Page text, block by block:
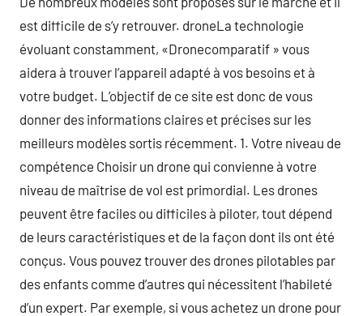
est difficile de s’y retrouver. droneLa technologie
évoluant constamment, «Dronecomparatif » vous
aidera à trouver l’appareil adapté à vos besoins et à
votre budget. L’objectif de ce site est donc de vous
donner des informations claires et précises sur les
meilleurs modèles sortis récemment. 1. Votre niveau de
compétence Choisir un drone qui convienne à votre
niveau de maîtrise de vol est primordial. Les drones
peuvent être faciles ou difficiles à piloter, tout dépend
de leurs caractéristiques et de la façon dont ils ont été
conçus. Vous pouvez trouver des drones pilotables par
des enfants comme d’autres qui nécessitent l’habileté
d’un expert. Par exemple, si vous achetez un drone pour